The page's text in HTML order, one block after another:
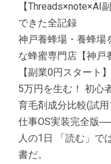
【Threads×note×AI
できた全記録
神戸養蜂場・養蜂場
な蜂蜜専門店【神戸
【副業0円スタート
5万円を生む！ 初心
育毛剤成分比較(試
仕事OS実装完全版
人の1日 「読む」で
書だ。